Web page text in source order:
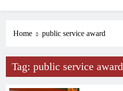
Home public service award
Tag: public service award